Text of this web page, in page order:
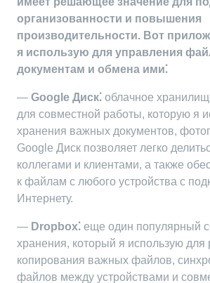
организованности и повышения
производительности. Вот
я использую для управления
документам и обмена ими⁚
— Google Диск⁚ облачное
для совместной работы, которую я
хранения важных документов,
Google Диск позволяет легко
коллегами и клиентами, а также
к файлам с любого устройства с
Интернету.
— Dropbox⁚ еще один популярный
хранения, который я использую для
копирования важных файлов,
файлов между устройствами и